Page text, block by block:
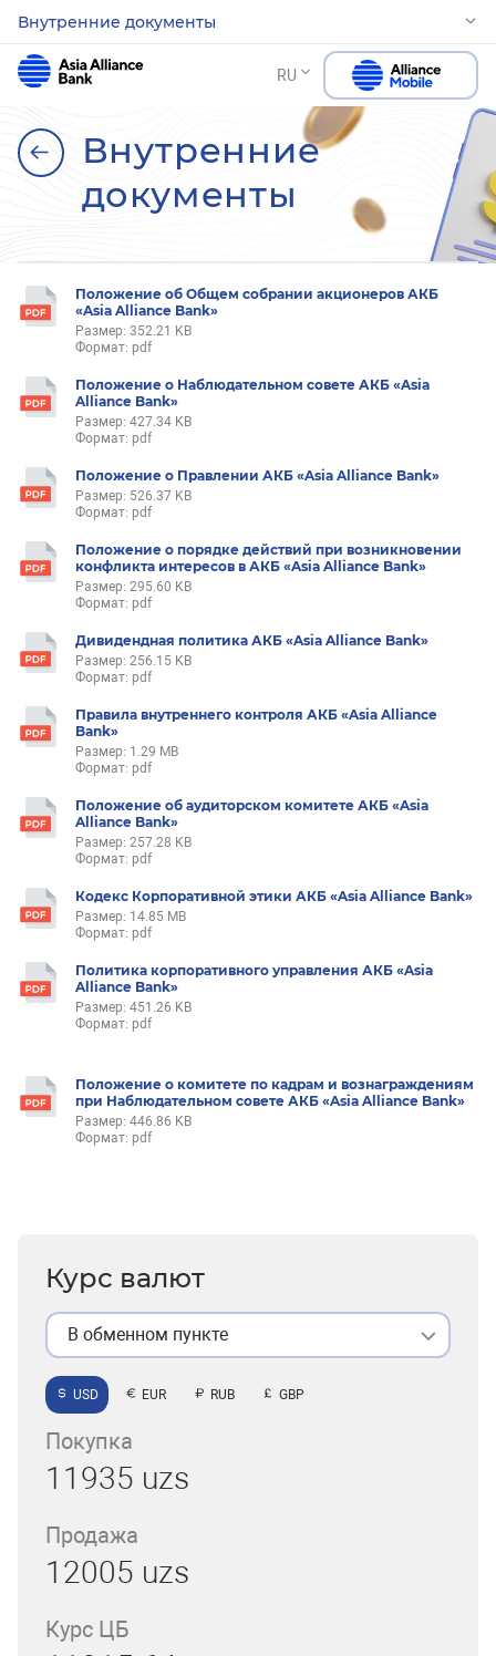
Внутренние документы
RU
Внутренние
документы
Положение об Общем собрании акционеров АКБ
«Asia Alliance Bank»
Размер: 352.21 KB
Формат: pdf
Положение о Наблюдательном совете АКБ «Asia
Alliance Bank»
Размер: 427.34 KB
Формат: pdf
Положение о Правлении АКБ «Asia Alliance Bank»
Размер: 526.37 KB
Формат: pdf
Положение о порядке действий при возникновении
конфликта интересов в АКБ «Asia Alliance Bank»
Размер: 295.60 KB
Формат: pdf
Дивидендная политика АКБ «Asia Alliance Bank»
Размер: 256.15 KB
Формат: pdf
Правила внутреннего контроля АКБ «Asia Alliance
Bank»
Размер: 1.29 MB
Формат: pdf
Положение об аудиторском комитете АКБ «Asia
Alliance Bank»
Размер: 257.28 KB
Формат: pdf
Кодекс Корпоративной этики АКБ «Asia Alliance Bank»
Размер: 14.85 MB
Формат: pdf
Политика корпоративного управления АКБ «Asia
Alliance Bank»
Размер: 451.26 KB
Формат: pdf
Положение о комитете по кадрам и вознаграждениям
при Наблюдательном совете АКБ «Asia Alliance Bank»
Размер: 446.86 KB
Формат: pdf
Курс валют
В обменном пункте
USD EUR RUB GBP
Покупка
11935 uzs
Продажа
12005 uzs
Курс ЦБ